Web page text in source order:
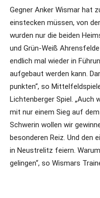
Gegner Anker Wismar hat
einstecken müssen, von
wurden nur die beiden
und Grün-Weiß
endlich mal wieder in
aufgebaut werden kann.
punkten“, so
Lichtenberger Spiel. „Auch
mit nur einem Sieg auf
Schwerin wollen wir
besonderen Reiz. Und den
in Neustrelitz feiern.
gelingen“, so Wismars